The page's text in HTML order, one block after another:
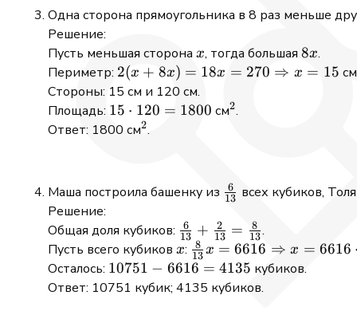
84
=
288
Одна сторона прямоугольника в 8 раз меньше
Решение:
Пусть меньшая сторона x
x, тогда большая 8x
8x.
Периметр: 2(x + 8x) =
18x = 270
\Rightarrow
x = 15
2(x + 8x) = 18x = 270 ⇒ x = 15
Стороны: 15 см и 120 см.
Площадь: 15
\cdot
15 ⋅ 120 = 1800 см^2
2.
Ответ: 1800 см^2
2.
Маша построила башенку из \frac{6}
13
6
всех кубиков,
Решение:
Общая доля кубиков: \frac{6}
{13} +
\frac{2}
{13} =
13
6 + 13
2 = 13
8 .
Пусть всего кубиков x
x: \frac{8}
{13}x =
6616
13
8 x = 6616 ⇒ x = 6616
Осталось: 10751
-
10751 − 6616 = 4135 кубиков.
Ответ: 10751 кубик; 4135 кубиков.